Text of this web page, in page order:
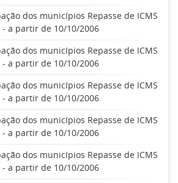
dos municípios Repasse de ICMS
- a partir de 10/10/2006
dos municípios Repasse de ICMS
- a partir de 10/10/2006
dos municípios Repasse de ICMS
- a partir de 10/10/2006
dos municípios Repasse de ICMS
- a partir de 10/10/2006
dos municípios Repasse de ICMS
- a partir de 10/10/2006